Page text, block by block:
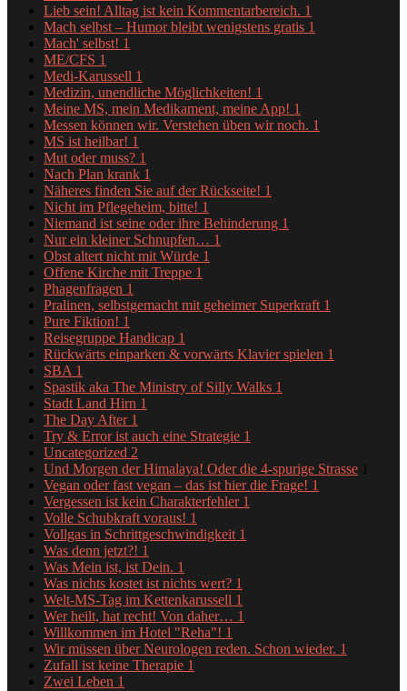
Lieb sein! Alltag ist kein Kommentarbereich. 1
Mach selbst – Humor bleibt wenigstens gratis 1
Mach' selbst! 1
ME/CFS 1
Medi-Karussell 1
Medizin, unendliche Möglichkeiten! 1
Meine MS, mein Medikament, meine App! 1
Messen können wir. Verstehen üben wir noch. 1
MS ist heilbar! 1
Mut oder muss? 1
Nach Plan krank 1
Näheres finden Sie auf der Rückseite! 1
Nicht im Pflegeheim, bitte! 1
Niemand ist seine oder ihre Behinderung 1
Nur ein kleiner Schnupfen… 1
Obst altert nicht mit Würde 1
Offene Kirche mit Treppe 1
Phagenfragen 1
Pralinen, selbstgemacht mit geheimer Superkraft 1
Pure Fiktion! 1
Reisegruppe Handicap 1
Rückwärts einparken & vorwärts Klavier spielen 1
SBA 1
Spastik aka The Ministry of Silly Walks 1
Stadt Land Hirn 1
The Day After 1
Try & Error ist auch eine Strategie 1
Uncategorized 2
Und Morgen der Himalaya! Oder die 4-spurige Strasse 1
Vegan oder fast vegan – das ist hier die Frage! 1
Vergessen ist kein Charakterfehler 1
Volle Schubkraft voraus! 1
Vollgas in Schrittgeschwindigkeit 1
Was denn jetzt?! 1
Was Mein ist, ist Dein. 1
Was nichts kostet ist nichts wert? 1
Welt-MS-Tag im Kettenkarussell 1
Wer heilt, hat recht! Von daher… 1
Willkommen im Hotel "Reha"! 1
Wir müssen über Neurologen reden. Schon wieder. 1
Zufall ist keine Therapie 1
Zwei Leben 1